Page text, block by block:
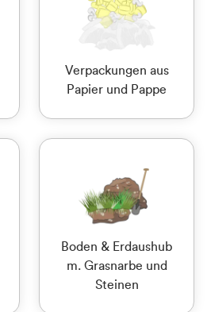
Verpackungen aus
Papier und Pappe
Boden & Erdaushub
m. Grasnarbe und
Steinen